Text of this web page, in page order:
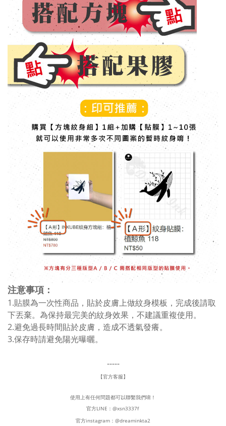
注意事項：
1.貼膜為一次性商品，貼於皮膚上做紋身模板，完成後請取
下丟棄。為保持最完美的紋身效果，不建議重複使用。
2.避免過長時間貼於皮膚，造成不透氣發癢。
3.保存時請避免陽光曝曬。
-----
【官方客服】
使用上有任何問題都可以聯繫我們唷！
官方LINE： @xsn3337f
官方instagram： @dreaminkta2